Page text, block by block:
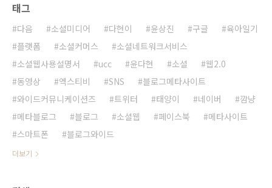
태그
다음 소셜미디어 다현이 윤상진 구글
육아일기
플랫폼
소셜커머스
소셜네트워크서비스
소셜웹사용설명서
ucc 윤다현 소셜
웹2.0
동영상
엑스티비 SNS
블로그메타사이트
와이드커뮤니케이션즈
트위터 태양이 네이버
깜냥
메타블로그
블로그 소셜웹 페이스북
메타사이트
스마트폰
블로그와이드
더보기